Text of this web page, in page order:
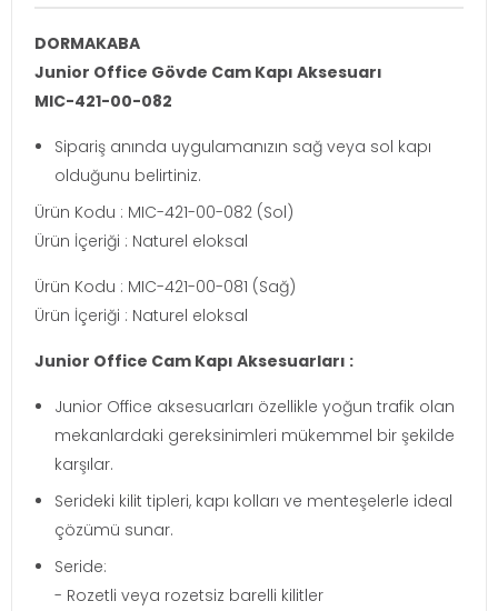
DORMAKABA
Junior Office Gövde Cam Kapı Aksesuarı
MIC-421-00-082
Sipariş anında uygulamanızın sağ veya sol kapı
olduğunu belirtiniz.
Ürün Kodu : MIC-421-00-082 (Sol)
Ürün İçeriği : Naturel eloksal
Ürün Kodu : MIC-421-00-081 (Sağ)
Ürün İçeriği : Naturel eloksal
Junior Office Cam Kapı Aksesuarları :
Junior Office aksesuarları özellikle yoğun trafik olan
mekanlardaki gereksinimleri mükemmel bir şekilde
karşılar.
Serideki kilit tipleri, kapı kolları ve menteşelerle ideal
çözümü sunar.
Seride:
- Rozetli veya rozetsiz barelli kilitler